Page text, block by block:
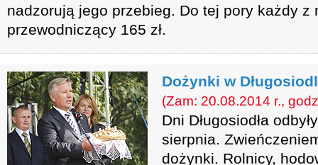
nadzorują jego przebieg. Do tej pory każdy z
przewodniczący 165 zł.
Dożynki w
(Zam: 20.08.2014 r.,
Dni Długosiodła
sierpnia.
dożynki. Rolnicy,